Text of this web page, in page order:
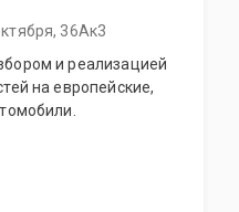
36Ак3
и реализацией
на европейские,